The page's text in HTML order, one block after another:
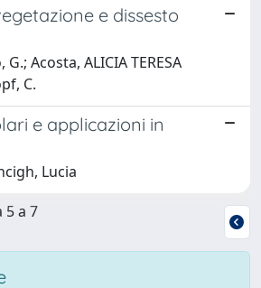
e dissesto
Acosta, ALICIA TERESA
C.
e applicazioni in
Lucia
a 7